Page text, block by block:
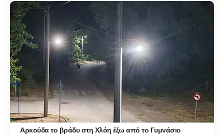
Αρκούδα το βράδυ στη Χλόη έξω από το Γυμνάσιο